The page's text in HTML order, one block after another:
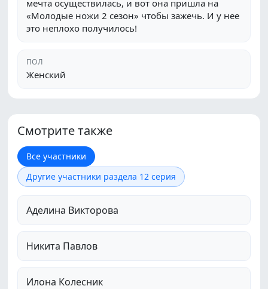
мечта осуществилась, и вот она пришла на
«Молодые ножи 2 сезон» чтобы зажечь. И у нее
это неплохо получилось!
ПОЛ
Женский
Смотрите также
Все участники
Другие участники раздела 12 серия
Аделина Викторова
Никита Павлов
Илона Колесник